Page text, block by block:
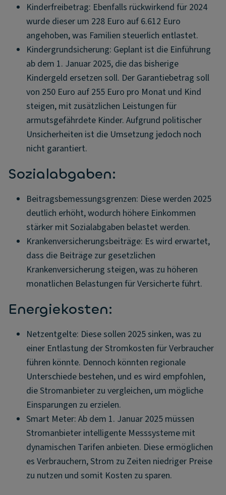
Kinderfreibetrag: Ebenfalls rückwirkend für 2024
wurde dieser um 228 Euro auf 6.612 Euro
angehoben, was Familien steuerlich entlastet.
Kindergrundsicherung: Geplant ist die Einführung
ab dem 1. Januar 2025, die das bisherige
Kindergeld ersetzen soll. Der Garantiebetrag soll
von 250 Euro auf 255 Euro pro Monat und Kind
steigen, mit zusätzlichen Leistungen für
armutsgefährdete Kinder. Aufgrund politischer
Unsicherheiten ist die Umsetzung jedoch noch
nicht garantiert.
Sozialabgaben:
Beitragsbemessungsgrenzen: Diese werden 2025
deutlich erhöht, wodurch höhere Einkommen
stärker mit Sozialabgaben belastet werden.
Krankenversicherungsbeiträge: Es wird erwartet,
dass die Beiträge zur gesetzlichen
Krankenversicherung steigen, was zu höheren
monatlichen Belastungen für Versicherte führt.
Energiekosten:
Netzentgelte: Diese sollen 2025 sinken, was zu
einer Entlastung der Stromkosten für Verbraucher
führen könnte. Dennoch könnten regionale
Unterschiede bestehen, und es wird empfohlen,
die Stromanbieter zu vergleichen, um mögliche
Einsparungen zu erzielen.
Smart Meter: Ab dem 1. Januar 2025 müssen
Stromanbieter intelligente Messsysteme mit
dynamischen Tarifen anbieten. Diese ermöglichen
es Verbrauchern, Strom zu Zeiten niedriger Preise
zu nutzen und somit Kosten zu sparen.